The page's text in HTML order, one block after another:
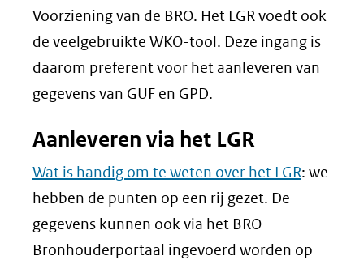
Voorziening van de BRO. Het LGR voedt ook
de veelgebruikte WKO-tool. Deze ingang is
daarom preferent voor het aanleveren van
gegevens van GUF en GPD.
Aanleveren via het LGR
Wat is handig om te weten over het LGR: we
hebben de punten op een rij gezet. De
gegevens kunnen ook via het BRO
Bronhouderportaal ingevoerd worden op